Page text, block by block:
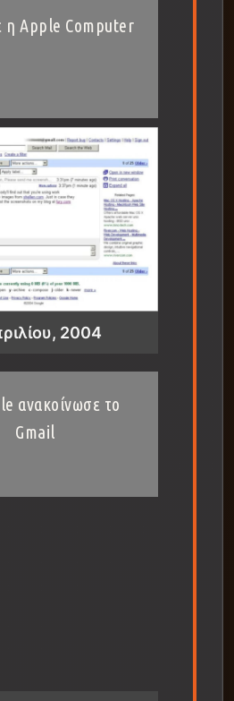
η Apple Computer
2004
ανακοίνωσε το
Gmail